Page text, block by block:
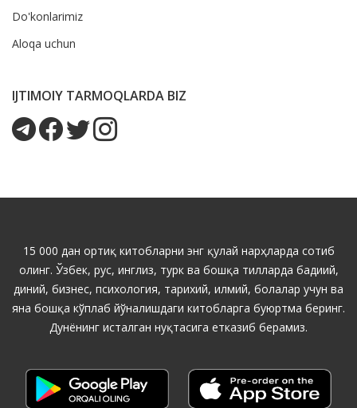
Do'konlarimiz
Aloqa uchun
IJTIMOIY TARMOQLARDA BIZ
15 000 дан ортиқ китобларни энг қулай нарҳларда сотиб
олинг. Ўзбек, рус, инглиз, турк ва бошқа тилларда бадиий,
диний, бизнес, психология, тарихий, илмий, болалар учун ва
яна бошқа кўплаб йўналишдаги китобларга буюртма беринг.
Дунёнинг исталган нуқтасига етказиб берамиз.